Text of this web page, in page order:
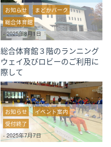
お知らせ
まどかパーク
総合体育館
-2025年8月1日
総合体育館３階のランニング
ウェイ及びロビーのご利用に
際して
お知らせ
イベント案内
受付終了
-2025年7月7日